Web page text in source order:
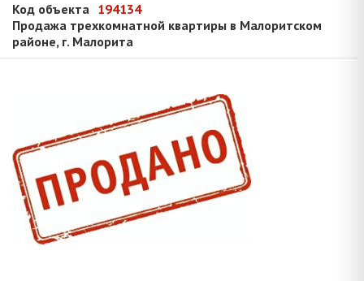
Код объекта 194134
Продажа трехкомнатной квартиры в Малоритском
районе, г. Малорита